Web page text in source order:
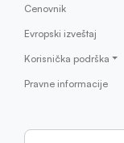
Cenovnik
Evropski izveštaj
Korisnička podrška
Pravne informacije